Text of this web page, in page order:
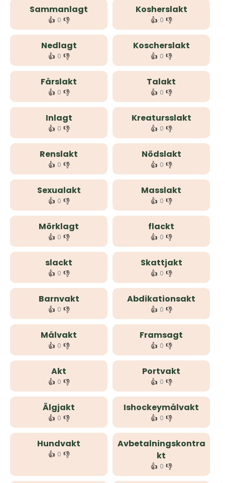
Sammanlagt
👍 0 👎
Kosherslakt
👍 0 👎
Nedlagt
👍 0 👎
Koscherslakt
👍 0 👎
Fårslakt
👍 0 👎
Talakt
👍 0 👎
Inlagt
👍 0 👎
Kreatursslakt
👍 0 👎
Renslakt
👍 0 👎
Nödslakt
👍 0 👎
Sexualakt
👍 0 👎
Masslakt
👍 0 👎
Mörklagt
👍 0 👎
flackt
👍 0 👎
slackt
👍 0 👎
Skattjakt
👍 0 👎
Barnvakt
👍 0 👎
Abdikationsakt
👍 0 👎
Målvakt
👍 0 👎
Framsagt
👍 0 👎
Akt
👍 0 👎
Portvakt
👍 0 👎
Älgjakt
👍 0 👎
Ishockeymålvakt
👍 0 👎
Hundvakt
👍 0 👎
Avbetalningskontra
kt
👍 0 👎